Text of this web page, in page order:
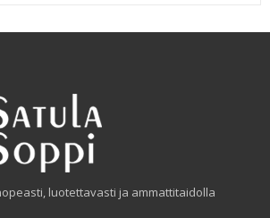
luotettavasti ja ammattitaidolla